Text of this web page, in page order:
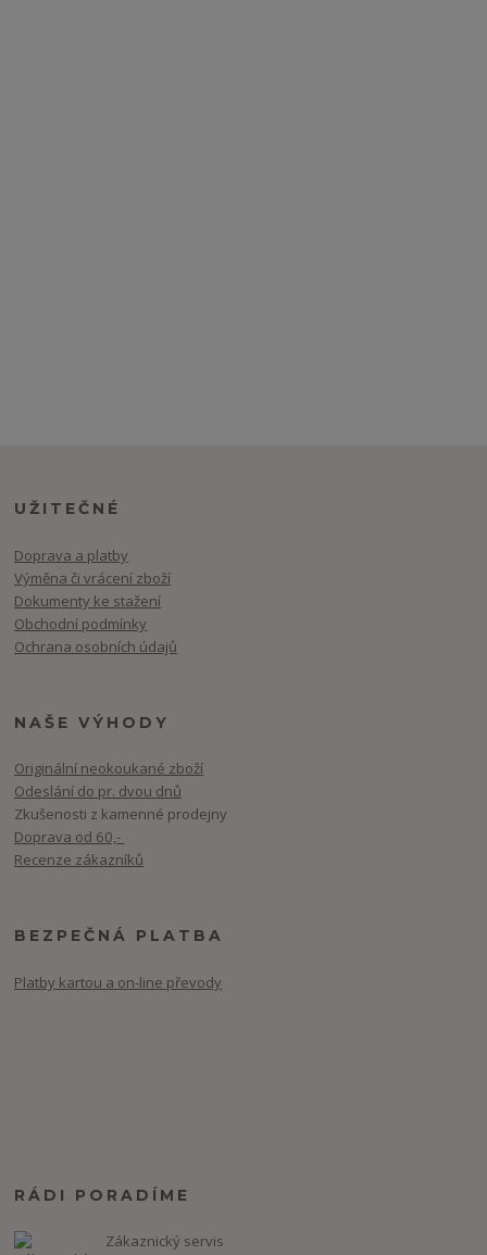
UŽITEČNÉ
Doprava a platby
Výměna či vrácení zboží
Dokumenty ke stažení
Obchodní podmínky
Ochrana osobních údajů
NAŠE VÝHODY
Originální neokoukané zboží
Odeslání do pr. dvou dnů
Zkušenosti z kamenné prodejny
Doprava od 60,-
Recenze zákazníků
BEZPEČNÁ PLATBA
Platby kartou a on-line převody
RÁDI PORADÍME
Zákaznický servis